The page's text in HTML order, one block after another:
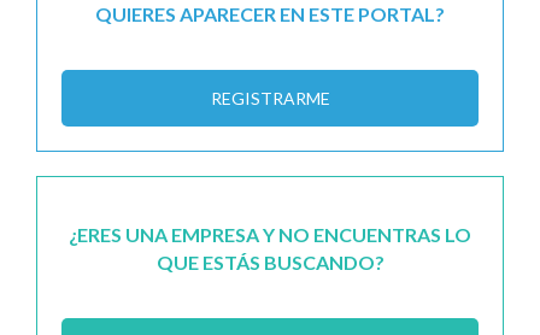
QUIERES APARECER EN ESTE PORTAL?
REGISTRARME
¿ERES UNA EMPRESA Y NO ENCUENTRAS LO
QUE ESTÁS BUSCANDO?